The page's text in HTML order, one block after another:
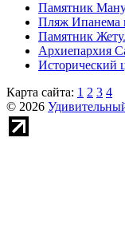
Памятник
Пляж Ипанема
Памятник
Архиепархия
Исторический
Карта сайта: 1 2 3 4
© 2026